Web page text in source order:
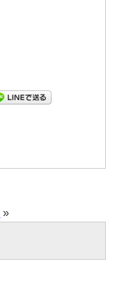
»